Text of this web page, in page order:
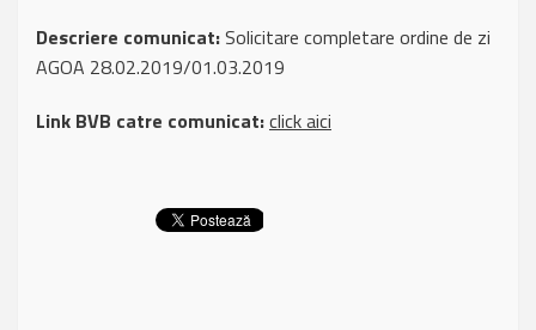
Descriere comunicat:Solicitare completare ordine de zi
AGOA 28.02.2019/01.03.2019
Link BVB catre comunicat:click aici